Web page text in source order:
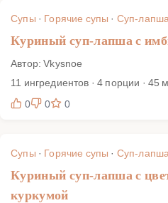
Супы · Горячие супы · Суп-
Куриный суп-лапша с
Автор: Vkysnoe
11 ингредиентов · 4 порции · 45
0
0 0
Супы · Горячие супы · Суп-
Куриный суп-лапша с
куркумой